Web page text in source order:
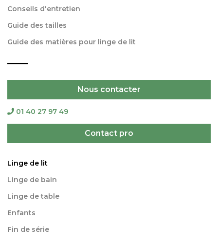
Conseils d'entretien
Guide des tailles
Guide des matières pour linge de lit
Nous contacter
01 40 27 97 49
Contact pro
Linge de lit
Linge de bain
Linge de table
Enfants
Fin de série